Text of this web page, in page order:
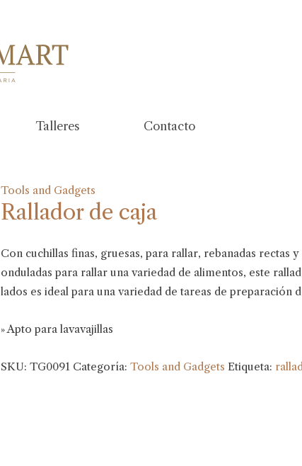
Talleres Contacto
Tools and Gadgets
Rallador de caja
Con cuchillas finas, gruesas, para rallar, rebanadas rectas y
onduladas para rallar una variedad de alimentos, este
lados es ideal para una variedad de tareas de preparación
» Apto para lavavajillas
SKU: TG0091 Categoría: Tools and Gadgets Etiqueta: